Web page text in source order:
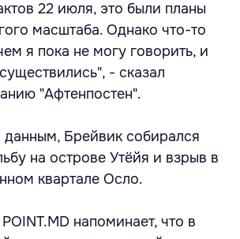
22 июля, это были планы
масштаба. Однако что-то
я пока не могу говорить, и
- сказал
"Афтенпостен".
Брейвик собирался
на острове Утёйя и взрыв в
квартале Осло.
напоминает, что в